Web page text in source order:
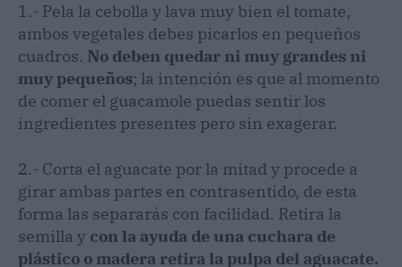
1.- Pela la cebolla y lava muy bien el tomate,
ambos vegetales debes picarlos en pequeños
cuadros. No deben quedar ni muy grandes ni
muy pequeños; la intención es que al momento
de comer el guacamole puedas sentir los
ingredientes presentes pero sin exagerar.
2.- Corta el aguacate por la mitad y procede a
girar ambas partes en contrasentido, de esta
forma las separarás con facilidad. Retira la
semilla y con la ayuda de una cuchara de
plástico o madera retira la pulpa del aguacate.